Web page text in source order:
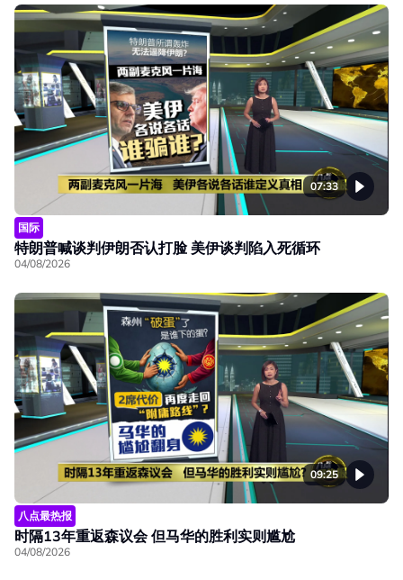
07:33
国际
特朗普喊谈判伊朗否认打脸 美伊谈判陷入死循环
04/08/2026
09:25
八点最热报
时隔13年重返森议会 但马华的胜利实则尴尬
04/08/2026